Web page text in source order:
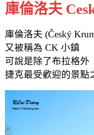
庫倫洛夫
庫倫洛夫 (Český
又被稱為 CK 小鎮
可說是除了布拉格外
捷克最受歡迎的景點